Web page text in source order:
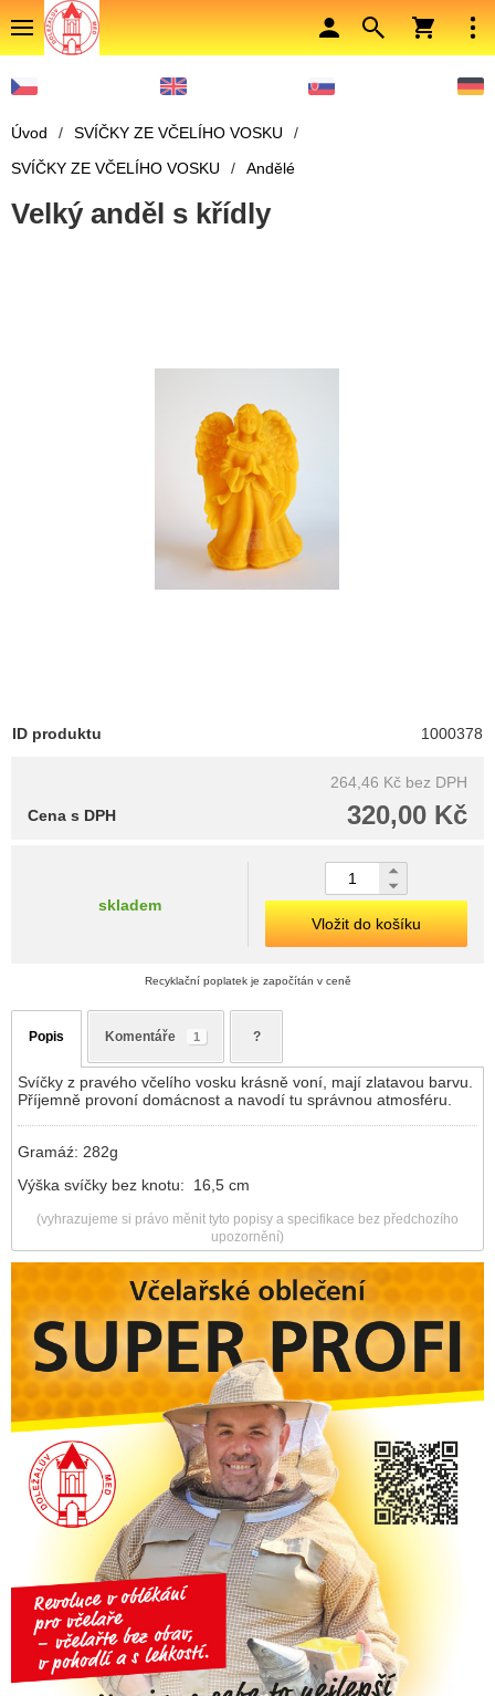
Úvod / SVÍČKY ZE VČELÍHO VOSKU
/
SVÍČKY ZE VČELÍHO VOSKU
/ Andělé
Velký anděl s křídly
ID produktu 1000378
264,46 Kč bez DPH
320,00 Kč
Cena s DPH
skladem
Vložit do košíku
Recyklační poplatek je započítán v ceně
Popis Komentáře 1 ?
Svíčky z pravého včelího vosku krásně voní, mají zlatavou barvu.
Příjemně provoní domácnost a navodí tu správnou atmosféru.
Gramáź: 282g
Výška svíčky bez knotu: 16,5 cm
(vyhrazujeme si právo měnit tyto popisy a specifikace bez předchozího
upozornění)